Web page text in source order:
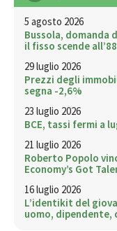
5 agosto 2026
Bussola, domanda
il fisso scende
29 luglio 2026
Prezzi degli
segna -2,6%
23 luglio 2026
BCE, tassi fermi a
21 luglio 2026
Roberto Popolo
Economy’s Got
16 luglio 2026
L’identikit del
uomo, dipendente,